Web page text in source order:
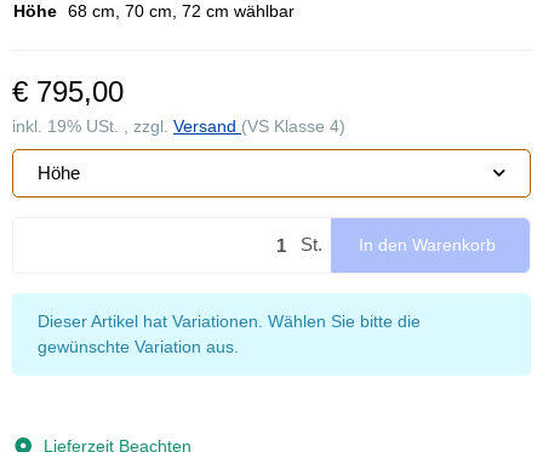
Höhe 68 cm, 70 cm, 72 cm wählbar
€ 795,00
inkl. 19% USt. , zzgl. Versand (VS Klasse 4)
Höhe
St. In den Warenkorb
x
Dieser Artikel hat Variationen. Wählen Sie bitte die
gewünschte Variation aus.
Lieferzeit Beachten